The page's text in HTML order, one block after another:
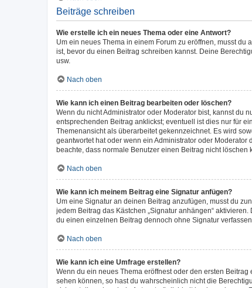
Beiträge schreiben
Wie erstelle ich ein neues Thema oder eine Antwort?
Um ein neues Thema in einem Forum zu eröffnen, musst du
ist, bevor du einen Beitrag schreiben kannst. Deine
usw.
Nach oben
Wie kann ich einen Beitrag bearbeiten oder löschen?
Wenn du nicht Administrator oder Moderator bist, kannst du
entsprechenden Beitrag anklickst; eventuell ist dies nur für
Themenansicht als überarbeitet gekennzeichnet. Es wird
geantwortet hat oder wenn ein Administrator oder
beachte, dass normale Benutzer einen Beitrag nicht
Nach oben
Wie kann ich meinem Beitrag eine Signatur anfügen?
Um eine Signatur an deinen Beitrag anzufügen, musst du
jedem Beitrag das Kästchen „Signatur anhängen“
du einen einzelnen Beitrag dennoch ohne Signatur
Nach oben
Wie kann ich eine Umfrage erstellen?
Wenn du ein neues Thema eröffnest oder den ersten
sehen können, so hast du wahrscheinlich nicht die